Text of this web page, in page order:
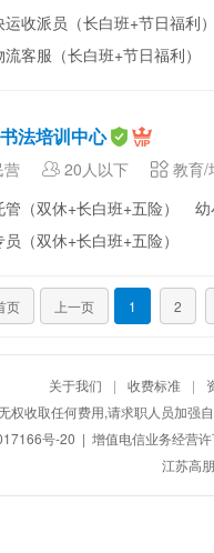
运收派员（长白班+节日福利
客服（长白班+节日福利）
法培训中心
营 20人以下
教育/
（双休+长白班+五险）
员（双休+长白班+五险）
页 上一页 1 2
关于我们 | 收费标准 |
权收取任何费用,请求职人员加强
号-20 | 增值电信业务经营
江苏高